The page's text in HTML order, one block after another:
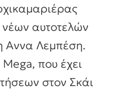
αυτοτελών
Αννα Λεμπέση.
που έχει
στον Σκάι